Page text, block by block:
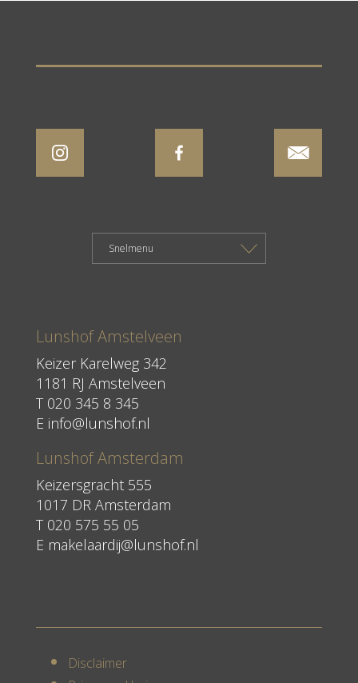
Lunshof Amstelveen
Keizer Karelweg 342
1181 RJ Amstelveen
T 020 345 8 345
E info@lunshof.nl
Lunshof Amsterdam
Keizersgracht 555
1017 DR Amsterdam
T 020 575 55 05
E makelaardij@lunshof.nl
Disclaimer